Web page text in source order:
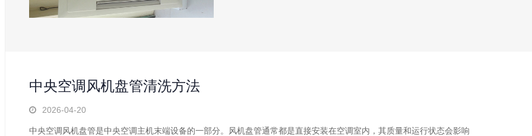
中央空调风机盘管清洗方法
2026-04-20
中央空调风机盘管是中央空调主机末端设备的一部分。风机盘管通常都是直接安装在空调室内，其质量和运行状态会影响